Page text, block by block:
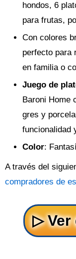
hondos, 6
para frutas,
Con colores
perfecto para
en familia o
Juego de
Baroni Home
gres y
funcionalidad
Color:
A través del
compradores de